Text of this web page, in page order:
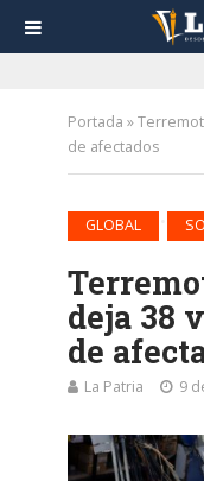
Portada »
de afectados
GLOBAL
deja 38
de
La Patria 9